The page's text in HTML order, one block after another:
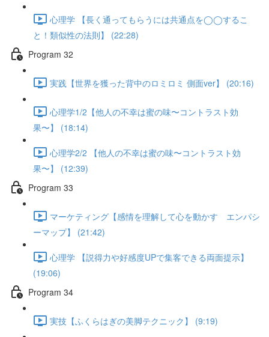
心理学 【長く通ってもらうには共通点を◯◯するこ
と！類似性の法則】 (22:28)
Program 32
実践【世界を獲った背中のロミロミ 側面ver】 (20:16)
心理学1/2【他人の不幸は蜜の味〜コントラスト効
果〜】 (18:14)
心理学2/2 【他人の不幸は蜜の味〜コントラスト効
果〜】 (12:39)
Program 33
マーケティング【感情を理解して心を動かす エンパシ
ーマップ】 (21:42)
心理学 【説得力や好感度UPで集客できる両面提示】
(19:06)
Program 34
実技【ふくらはぎの美脚テクニック】 (9:19)